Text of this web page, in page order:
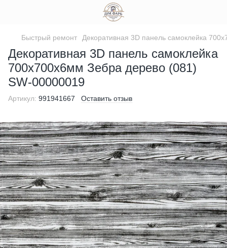
Быстрый ремонт Декоративная 3D панель самоклейка
Декоративная 3D панель самоклейка
700x700x6мм Зебра дерево (081)
SW-00000019
Артикул: 991941667 Оставить отзыв